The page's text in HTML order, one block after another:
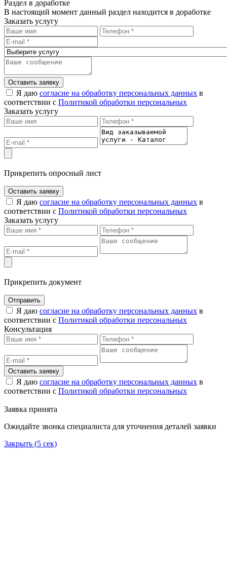
Раздел в доработке
В настоящий момент данный раздел находится в доработке
Заказать услугу
Оставить заявку
Я даю согласие на обработку персональных данных в
соответствии с Политикой обработки персональных
Заказать услугу
Прикрепить опросный лист
Оставить заявку
Я даю согласие на обработку персональных данных в
соответствии с Политикой обработки персональных
Заказать услугу
Прикрепить документ
Отправить
Я даю согласие на обработку персональных данных в
соответствии с Политикой обработки персональных
Консультация
Оставить заявку
Я даю согласие на обработку персональных данных в
соответствии с Политикой обработки персональных
Заявка принята
Ожидайте звонка специалиста для уточнения деталей заявки
Закрыть (5 сек)